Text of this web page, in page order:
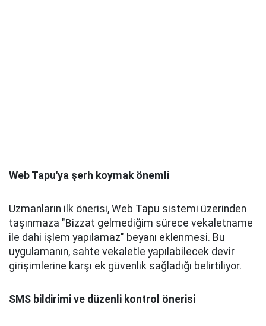
Web Tapu'ya şerh koymak önemli
Uzmanların ilk önerisi, Web Tapu sistemi üzerinden
taşınmaza "Bizzat gelmediğim sürece vekaletname
ile dahi işlem yapılamaz" beyanı eklenmesi. Bu
uygulamanın, sahte vekaletle yapılabilecek devir
girişimlerine karşı ek güvenlik sağladığı belirtiliyor.
SMS bildirimi ve düzenli kontrol önerisi